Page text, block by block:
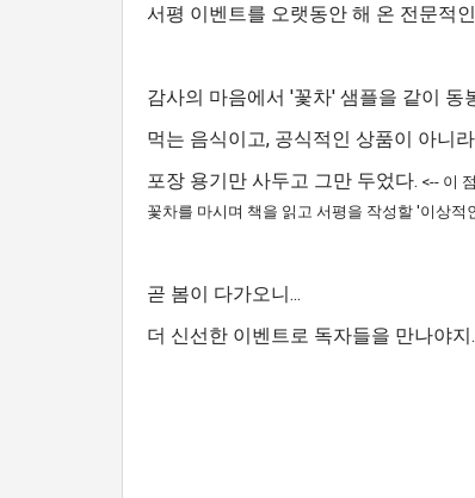
서평 이벤트를 오랫동안 해 온 전문적
감사의 마음에서 '꽃차' 샘플을 같이 동
먹는 음식이고, 공식적인 상품이 아니
포장 용기만 사두고 그만 두었다. <-- 이
꽃차를 마시며 책을 읽고 서평을 작성할 '이상적
곧 봄이 다가오니...
더 신선한 이벤트로 독자들을 만나야지